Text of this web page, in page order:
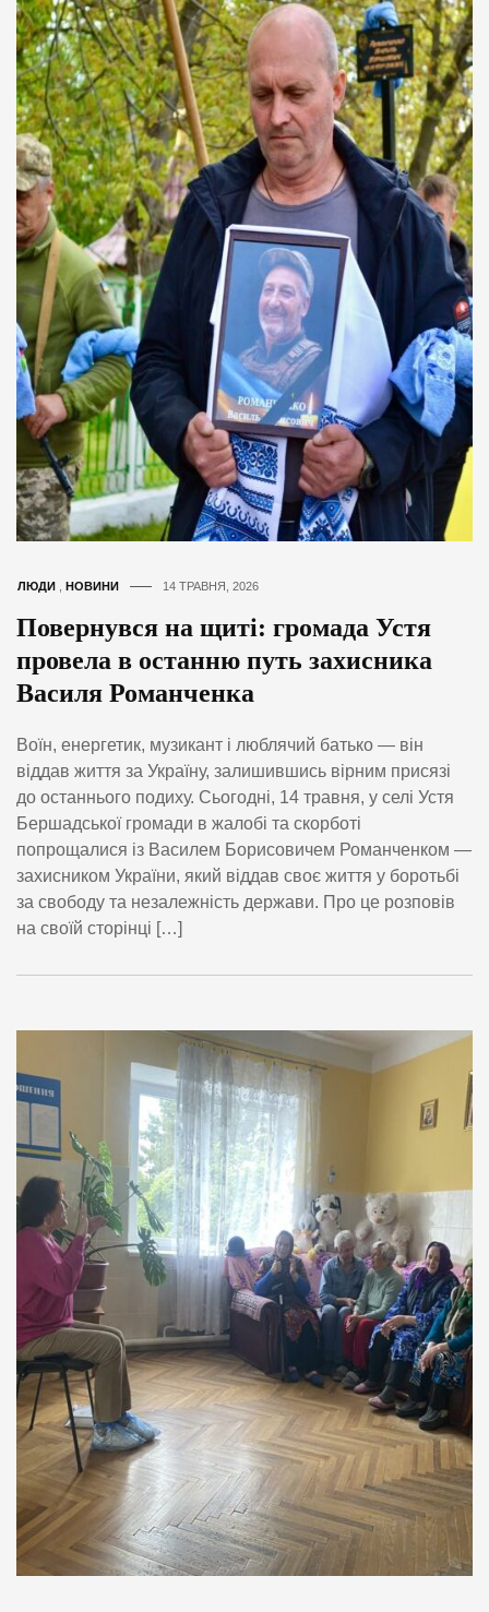
ЛЮДИ НОВИНИ 14 ТРАВНЯ, 2026
Повернувся на щиті: громада Устя
провела в останню путь захисника
Василя Романченка
Воїн, енергетик, музикант і люблячий батько — він
віддав життя за Україну, залишившись вірним присязі
до останнього подиху. Сьогодні, 14 травня, у селі Устя
Бершадської громади в жалобі та скорботі
попрощалися із Василем Борисовичем Романченком —
захисником України, який віддав своє життя у боротьбі
за свободу та незалежність держави. Про це розповів
на своїй сторінці […]